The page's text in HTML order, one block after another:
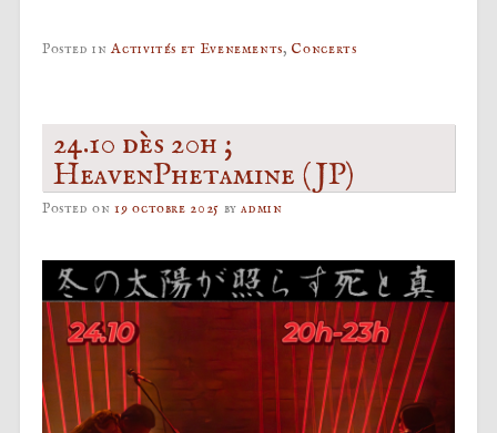
Posted inActivités et Evenements, Concerts
24.10 dès 20h ;
HeavenPhetamine (JP)
Posted on19 octobre 2025 byadmin